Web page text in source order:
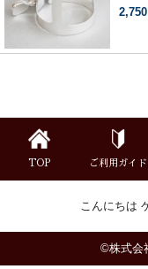
TOP ご利用ガイド
こんにちは
©株式会